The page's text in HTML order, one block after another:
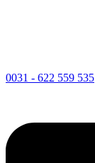
0031 - 622 559 535